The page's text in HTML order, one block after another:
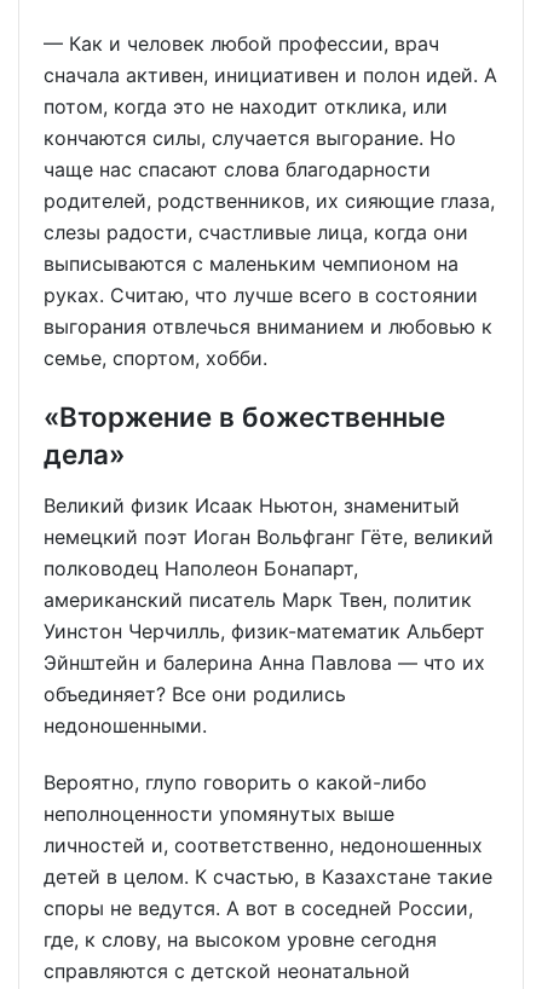
— Как и человек любой профессии, врач
сначала активен, инициативен и полон идей. А
потом, когда это не находит отклика, или
кончаются силы, случается выгорание. Но
чаще нас спасают слова благодарности
родителей, родственников, их сияющие глаза,
слезы радости, счастливые лица, когда они
выписываются с маленьким чемпионом на
руках. Считаю, что лучше всего в состоянии
выгорания отвлечься вниманием и любовью к
семье, спортом, хобби.
«Вторжение в божественные
дела»
Великий физик Исаак Ньютон, знаменитый
немецкий поэт Иоган Вольфганг Гёте, великий
полководец Наполеон Бонапарт,
американский писатель Марк Твен, политик
Уинстон Черчилль, физик-математик Альберт
Эйнштейн и балерина Анна Павлова — что их
объединяет? Все они родились
недоношенными.
Вероятно, глупо говорить о какой-либо
неполноценности упомянутых выше
личностей и, соответственно, недоношенных
детей в целом. К счастью, в Казахстане такие
споры не ведутся. А вот в соседней России,
где, к слову, на высоком уровне сегодня
справляются с детской неонатальной